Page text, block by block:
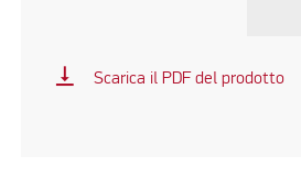
vertical_align_bottom Scarica il PDF del prodotto